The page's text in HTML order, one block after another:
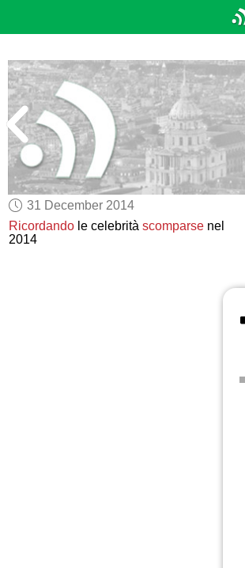
31 December 2014
Ricordando le celebritàscomparse nel
2014